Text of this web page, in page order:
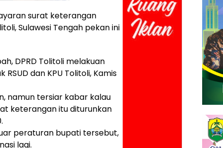
surat keterangan
Sulawesi Tengah pekan ini
DPRD Tolitoli melakuan
dan KPU Tolitoli, Kamis
namun tersiar kabar kalau
keterangan itu diturunkan
peraturan bupati tersebut,
lagi.